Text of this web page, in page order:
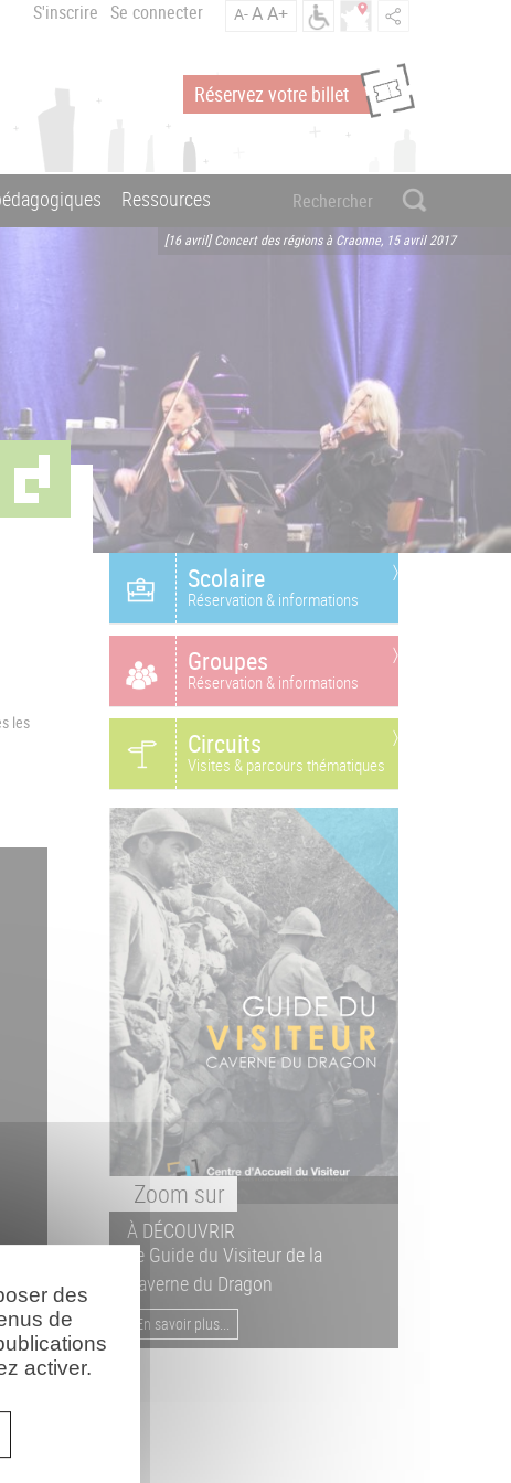
S'inscrire Se connecter A-AA+
Réservez votre billet
Ressources
[16 avril] Concert des régions à Craonne, 15 avril 2017
les
Scolaire
Réservation & informations
Groupes
Réservation & informations
Circuits
Visites & parcours thématiques
Zoom sur
À DÉCOUVRIR
Le Guide du Visiteur de la
Caverne du Dragon
En savoir plus...
des
de
activer.